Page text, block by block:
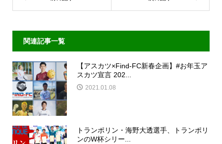
関連記事一覧
【アスカツ×Find-FC新春企画】#お年玉ア
スカツ宣言 202...
2021.01.08
トランポリン・海野大透選手、トランポリ
ンのW杯シリー...